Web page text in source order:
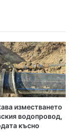
изместването
водопровод,
късно